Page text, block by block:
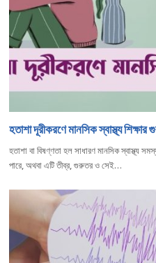
হতাশা দূরীকরণে মানসিক স্বাস্থ্য
হতাশা বা বিষণ্ণতা হল সাধারণ মানসিক স্বাস্থ্য
পারে, অথবা এটি তীব্র, গুরুতর ও সেই…